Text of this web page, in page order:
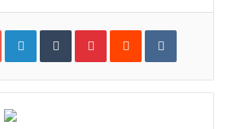
Google+LinkedInTumblrPinterestReddit VKontakte